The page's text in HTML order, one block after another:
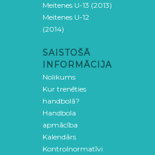
Meitenes U-13 (2013)
Meitenes U-12
(2014)
SAISTOŠĀ
INFORMĀCIJA
Nolikums
Kur trenēties
handbolā?
Handbola
apmācība
Kalendārs
Kontrolnormatīvi